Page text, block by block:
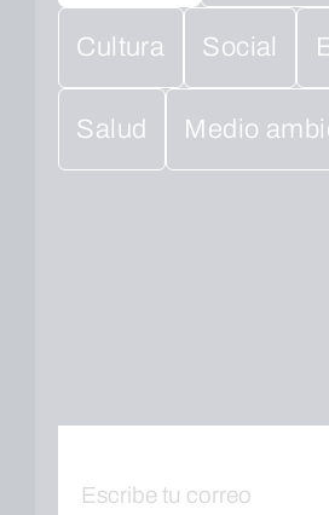
Cultura Social
Salud Medio